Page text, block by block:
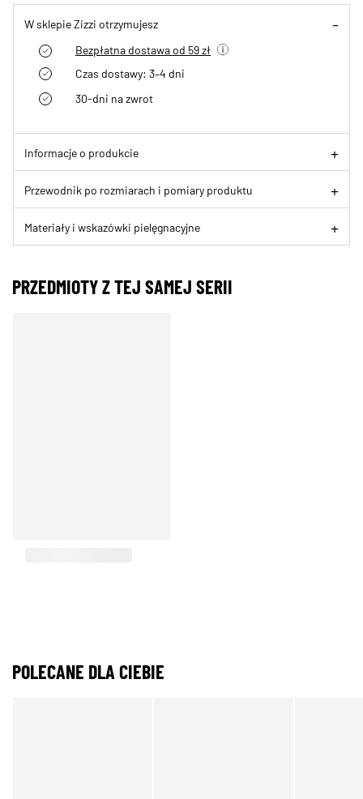
W sklepie Zizzi otrzymujesz
Bezpłatna dostawa od 59 zł
Czas dostawy: 3–4 dni
30-dni na zwrot
Informacje o produkcie
Przewodnik po rozmiarach i pomiary produktu
Materiały i wskazówki pielęgnacyjne
PRZEDMIOTY Z TEJ SAMEJ SERII
POLECANE DLA CIEBIE